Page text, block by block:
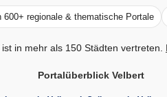
600+ regionale & thematische Portale
in mehr als 150 Städten vertreten.
Portalüberblick Velbert